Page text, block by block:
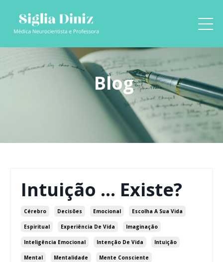
Blog
Intuição ... Existe?
Cérebro Decisões Emocional Escolha A Sua Vida
Espiritual Experiência De Vida Imaginação
Inteligência Emocional Intenção De Vida Intuição
Mental Mentalidade Mente Consciente